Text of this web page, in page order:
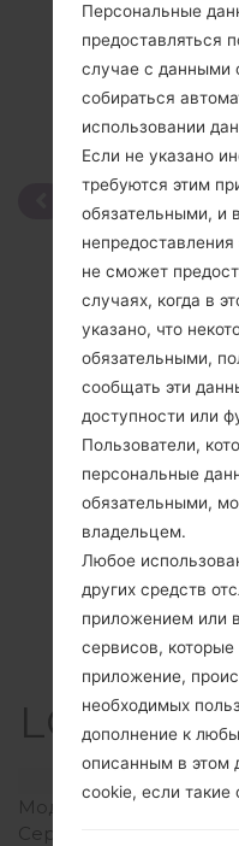
Модель и
Модель
Серия
Персональные
предоставляться
случае с данными
собираться
использовании
Если не указано
требуются этим
обязательными, и
не сможет
случаях, когда в
указано, что
обязательными,
сообщать эти
доступности или
Пользователи,
персональные
обязательными,
владельцем.
Любое
других средств
приложением или
сервисов, которые
приложение,
необходимых
дополнение к
описанным в этом
cookie, если такие